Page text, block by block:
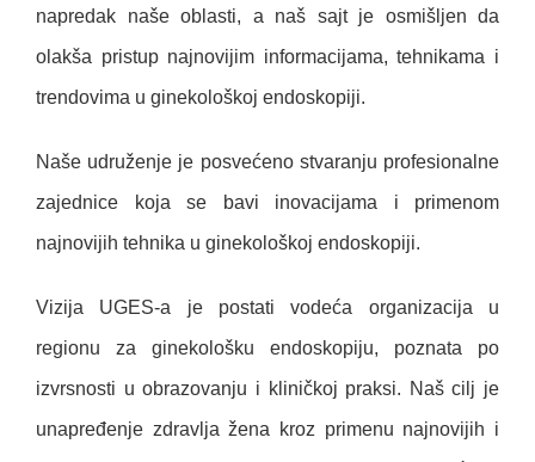
napredak naše oblasti, a naš sajt je osmišljen da
olakša pristup najnovijim informacijama, tehnikama i
trendovima u ginekološkoj endoskopiji.
Naše udruženje je posvećeno stvaranju profesionalne
zajednice koja se bavi inovacijama i primenom
najnovijih tehnika u ginekološkoj endoskopiji.
Vizija UGES-a je postati vodeća organizacija u
regionu za ginekološku endoskopiju, poznata po
izvrsnosti u obrazovanju i kliničkoj praksi. Naš cilj je
unapređenje zdravlja žena kroz primenu najnovijih i